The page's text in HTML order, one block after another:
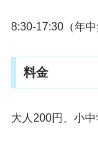
8:30-17:30（年中
料金
大人200円、小中